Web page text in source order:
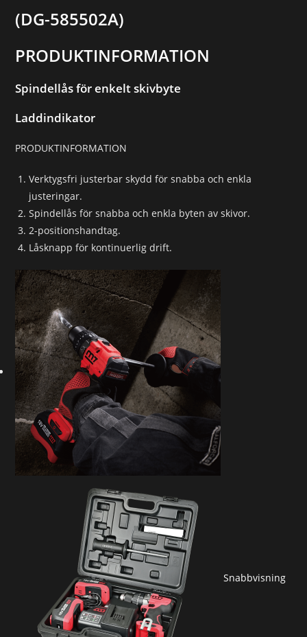
(DG-585502A)
PRODUKTINFORMATION
Spindellås för enkelt skivbyte
Laddindikator
PRODUKTINFORMATION
Verktygsfri justerbar skydd för snabba och enkla
justeringar.
Spindellås för snabba och enkla byten av skivor.
2-positionshandtag.
Låsknapp för kontinuerlig drift.
Snabbvisning